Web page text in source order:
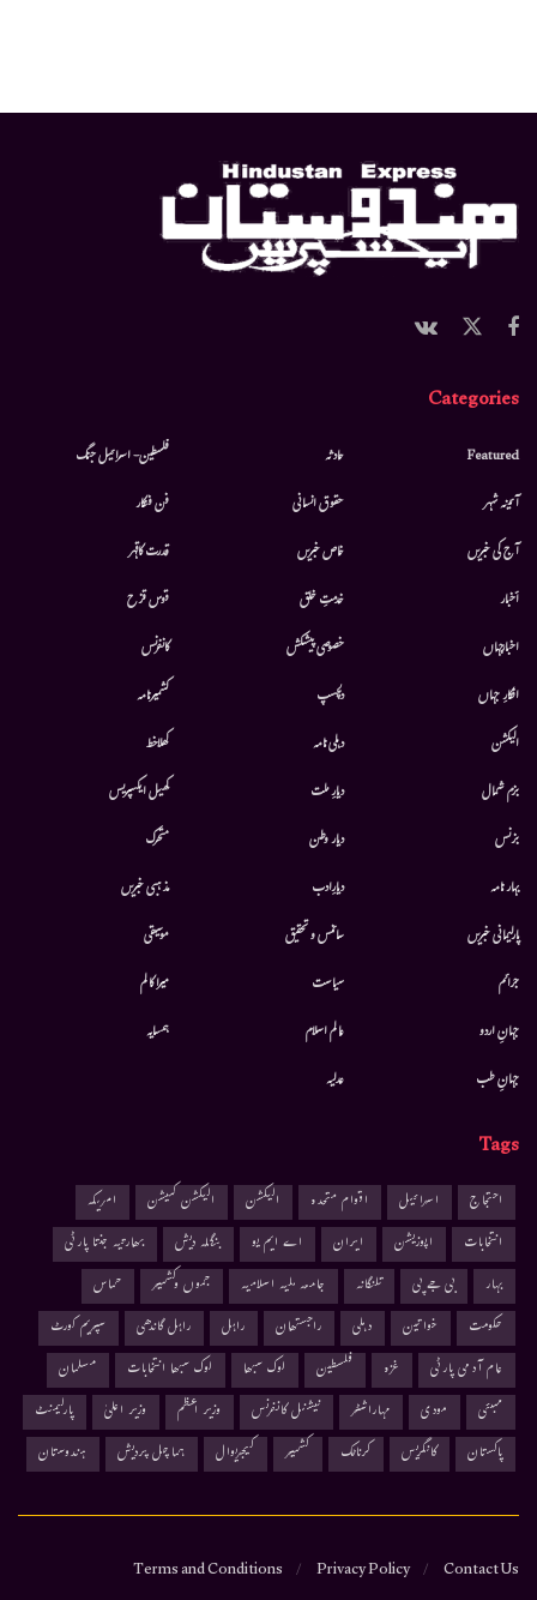
Categories
Featured
آئینہ شہر
آج کی خبریں
أخبار
اخبارجہاں
افکارِ جہاں
الیکشن
بزم شمال
بزنس
بہار نامہ
پارلیمانی خبریں
جرائم
جہانِ اردو
جہانِ طب
حادثہ
حقوق انسانی
خاص خبریں
خدمتِ خلق
خصوصی پیشکش
دلچسپ
دہلی نامہ
دیارِ ملت
دیار وطن
دیارِادب
سائنس و تحقیق
سیاست
عالم اسلام
عدلیہ
فلسطین- اسرائیل جنگ
فن فنکار
قدرت کاقہر
قوس قزح
کانفرنس
کشمیرنامہ
کھلاخط
کھیل ایکسپریس
متحرك
مذہبی خبریں
موسيقى
میرا کالم
ہمسایہ
Tags
احتجاج اسرائیل اقوام متحدہ الیکشن الیکشن کمیشن
امریکہ
انتخابات
اپوزیشن ایران اے ایم یو بنگلہ دیش
بھارتیہ جنتا پارٹی
بہار
بی جے پی تلنگانہ جامعہ ملیہ اسلامیہ جموں وکشمیر
حماس
حکومت
خواتین دہلی راجستھان راہل راہل گاندھی
سپریم کورٹ
عام آدمی پارٹی
غزہ فلسطین لوک سبھا لوک سبھا انتخابات
مسلمان
ممبئی
مودی مہاراشٹر نیشنل کانفرنس وزیر اعظم وزیر اعلیٰ
پارلیمنٹ
پاکستان
کانگریس کرناٹک کشمیر کیجریوال ہماچل پردیش ہندوستان
Contact Us
Privacy Policy
Terms and Conditions